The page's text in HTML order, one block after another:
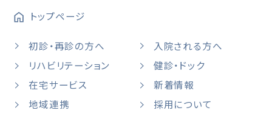
トップページ
初診・再診の方へ
入院される方へ
リハビリテーション
健診・ドック
在宅サービス
新着情報
地域連携
採用について